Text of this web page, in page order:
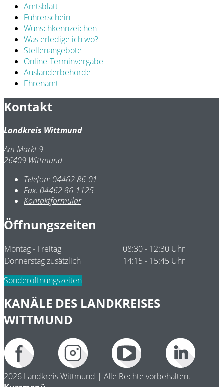
Amtsblatt
Führerschein
Wunschkennzeichen
Was erledige ich wo?
Stellenangebote
Online-Terminvergabe
Ausländerbehörde
Ehrenamt
Kontakt
Landkreis Wittmund
Am Markt 9
26409 Wittmund
Telefon: 04462 86-01
Fax: 04462 86-1125
Kontaktformular
Öffnungszeiten
Montag - Freitag
08:30 - 12:30 Uhr
Donnerstag zusätzlich
14:15 - 15:45 Uhr
Sonderöffnungszeiten
KANÄLE DES LANDKREISES
WITTMUND
2026 Landkreis Wittmund | Alle Rechte vorbehalten.